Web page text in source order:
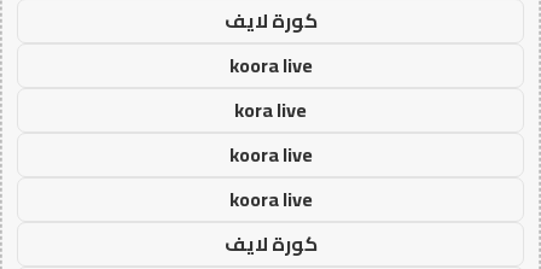
كورة لايف
koora live
kora live
koora live
koora live
كورة لايف